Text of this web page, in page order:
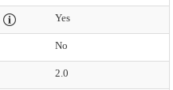
Yes
No
2.0